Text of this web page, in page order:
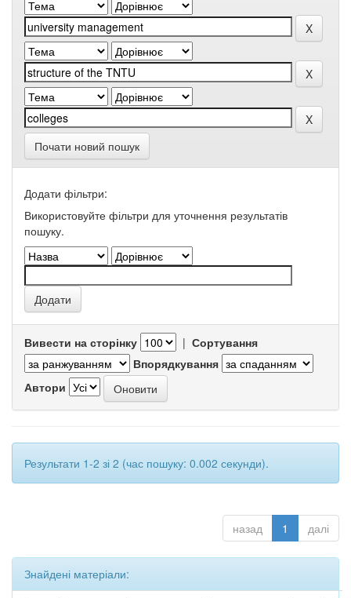
Почати новий пошук
Додати фільтри:
Використовуйте фільтри для уточнення результатів
пошуку.
Вивести на сторінку | Сортування
Впорядкування
Автори
Результати 1-2 зі 2 (час пошуку: 0.002 секунди).
назад 1 далі
Знайдені матеріали: